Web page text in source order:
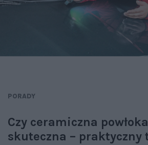
PORADY
Czy ceramiczna
skuteczna – praktyczny